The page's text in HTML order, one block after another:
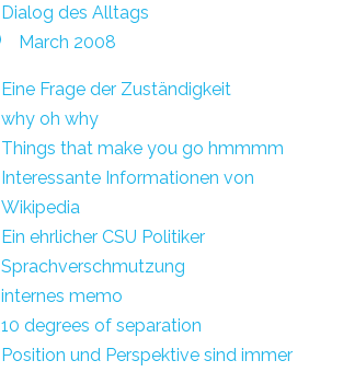
Dialog des Alltags
March 2008
Eine Frage der Zuständigkeit
why oh why
Things that make you go hmmmm
Interessante Informationen von
Wikipedia
Ein ehrlicher CSU Politiker
Sprachverschmutzung
internes memo
10 degrees of separation
Position und Perspektive sind immer